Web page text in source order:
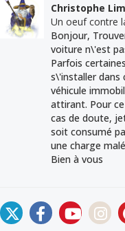
Christophe
Un oeuf contre
Bonjour,
voiture n\'est
Parfois
s\'installer dans
véhicule
attirant. Pour
cas de doute,
soit consumé
une charge
Bien à vous